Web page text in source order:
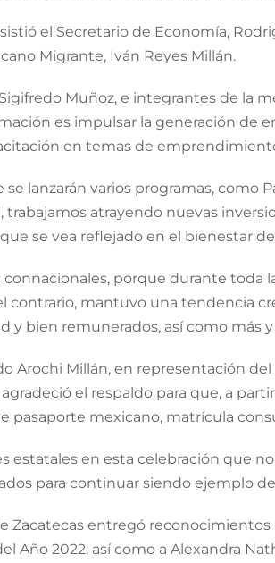
el Secretario de Economía,
Migrante, Iván Reyes Millán.
Muñoz, e integrantes de la
es impulsar la generación
en temas de
lanzarán varios programas, como
trabajamos atrayendo nuevas
se vea reflejado en el bienestar de
porque durante
contrario, mantuvo una tendencia
y bien remunerados, así como más
Arochi Millán, en representación
el respaldo para que, a
pasaporte mexicano, matrícula
estatales en esta celebración que
para continuar siendo ejemplo
Zacatecas entregó reconocimientos
Año 2022; así como a Alexandra